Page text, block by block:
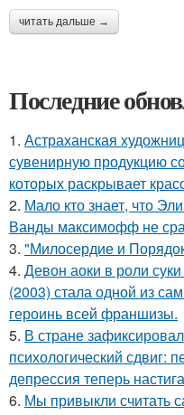
читать дальше →
Последние
1. Астраханская
сувенирную продукцию
которых раскрывает
2. Мало кто знает, что
Ванды максимофф не
3. "Милосердие и
4. Девон аоки в роли
(2003) стала одной из
героинь всей франшизы.
5. В стране
психологический сдвиг:
депрессия теперь
6. Мы привыкли считать